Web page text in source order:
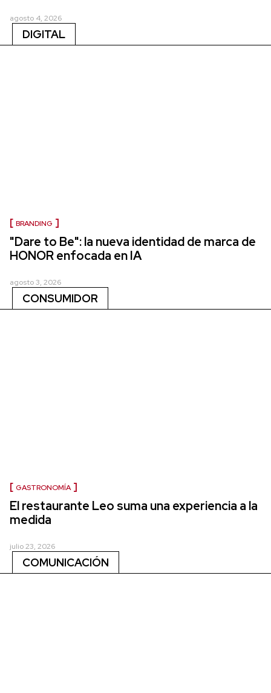
agosto 4, 2026
DIGITAL
BRANDING
"Dare to Be": la nueva identidad de marca de
HONOR enfocada en IA
agosto 3, 2026
CONSUMIDOR
GASTRONOMÍA
El restaurante Leo suma una experiencia a la
medida
julio 23, 2026
COMUNICACIÓN